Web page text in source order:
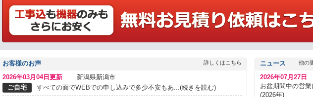
お客様のお声 詳しくはこちら
2026年03月04日更新
新潟県新潟市
ご自宅
すべての面でWEBでの申し込みで多少不安もあ...(続きを読む)
ニュース 他の
2026年07月27日
お盆期間中の営
(2026年)